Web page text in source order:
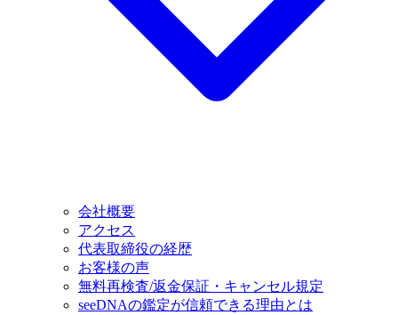
会社概要
アクセス
代表取締役の経歴
お客様の声
無料再検査/返金保証・キャンセル規定
seeDNAの鑑定が信頼できる理由とは